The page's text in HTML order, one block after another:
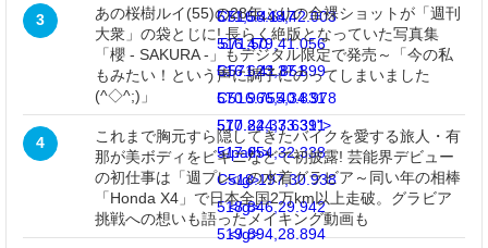
571,58.147
571,50
C571,41.851
570.966,40.831
570.82,37.631">
</path>
</g>
</g>
</g>
C516.448,42.003
516.479,41.056
516.623,37.899
C516.755,34.978
517.244,33.391
517.654,32.338
C518.197,30.938
518.846,29.942
519.894,28.894
3
あの桜樹ルイ(55)の28年ぶりの全裸ショットが「週刊
大衆」の袋とじに! 長らく絶版となっていた写真集
「櫻 - SAKURA -」もデジタル限定で発売～「今の私
もみたい！という声に調子にのってしまいました
(^◇^;)」
4
これまで胸元すら隠してきたバイクを愛する旅人・有
那が美ボディをビキニなどで初披露! 芸能界デビュー
の初仕事は「週プレ」の水着グラビア～同い年の相棒
「Honda X4」で日本全国2万km以上走破。グラビア
挑戦への想いも語ったメイキング動画も